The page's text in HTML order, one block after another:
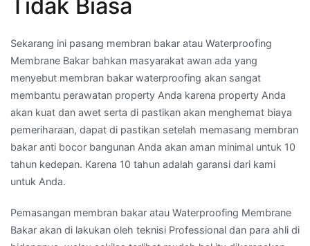
Tidak Biasa
Sekarang ini pasang membran bakar atau Waterproofing
Membrane Bakar bahkan masyarakat awan ada yang
menyebut membran bakar waterproofing akan sangat
membantu perawatan property Anda karena property Anda
akan kuat dan awet serta di pastikan akan menghemat biaya
pemeriharaan, dapat di pastikan setelah memasang membran
bakar anti bocor bangunan Anda akan aman minimal untuk 10
tahun kedepan. Karena 10 tahun adalah garansi dari kami
untuk Anda.
Pemasangan membran bakar atau Waterproofing Membrane
Bakar akan di lakukan oleh teknisi Professional dan para ahli di